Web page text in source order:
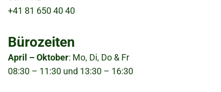
+41 81 650 40 40
Bürozeiten
April – Oktober: Mo, Di, Do & Fr
08:30 – 11:30 und 13:30 – 16:30